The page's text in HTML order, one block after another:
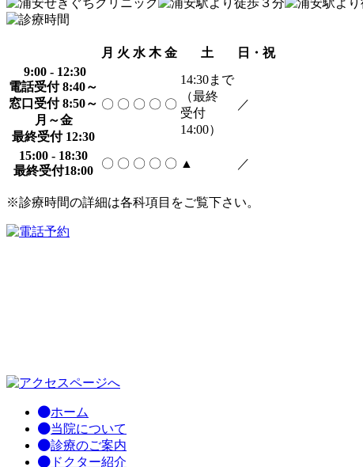
月 火 水 木 金 土
日・祝
9:00 - 12:30
電話受付 8:40～
窓口受付 8:50～
月～金
最終受付 12:30
〇 〇 〇 〇 〇
14:30まで
（最終
受付
14:00）
／
15:00 - 18:30
最終受付18:00
〇 〇 〇 〇 〇 ▲ ／
※診療時間の詳細は各科項目をご覧下さい。
ホーム
当院について
診療のご案内
ドクター紹介